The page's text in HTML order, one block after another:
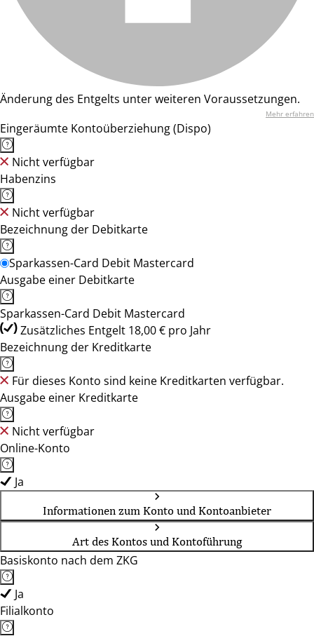
Änderung des Entgelts unter weiteren Voraussetzungen.
Mehr erfahren
Eingeräumte Kontoüberziehung (Dispo)
Nicht verfügbar
Habenzins
Nicht verfügbar
Bezeichnung der Debitkarte
Sparkassen-Card Debit Mastercard
Ausgabe einer Debitkarte
Sparkassen-Card Debit Mastercard
Zusätzliches Entgelt 18,00 € pro Jahr
Bezeichnung der Kreditkarte
Für dieses Konto sind keine Kreditkarten verfügbar.
Ausgabe einer Kreditkarte
Nicht verfügbar
Online-Konto
Ja
Informationen zum Konto und Kontoanbieter
Art des Kontos und Kontoführung
Basiskonto nach dem ZKG
Ja
Filialkonto